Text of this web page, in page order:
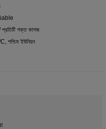
প্রতিটি শক্ত কাগজ
পশ্চিম ইউনিয়ন